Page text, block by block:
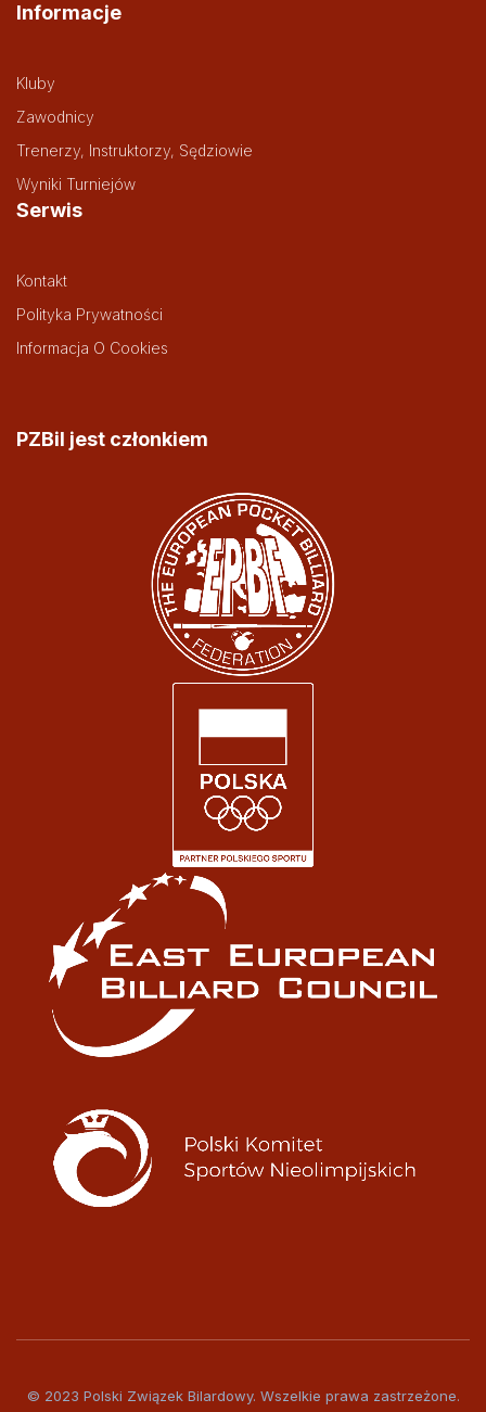
Informacje
Kluby
Zawodnicy
Trenerzy, Instruktorzy, Sędziowie
Wyniki Turniejów
Serwis
Kontakt
Polityka Prywatności
Informacja O Cookies
PZBil jest członkiem
© 2023 Polski Związek Bilardowy. Wszelkie prawa zastrzeżone.